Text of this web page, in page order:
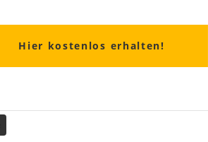
Hier kostenlos erhalten!